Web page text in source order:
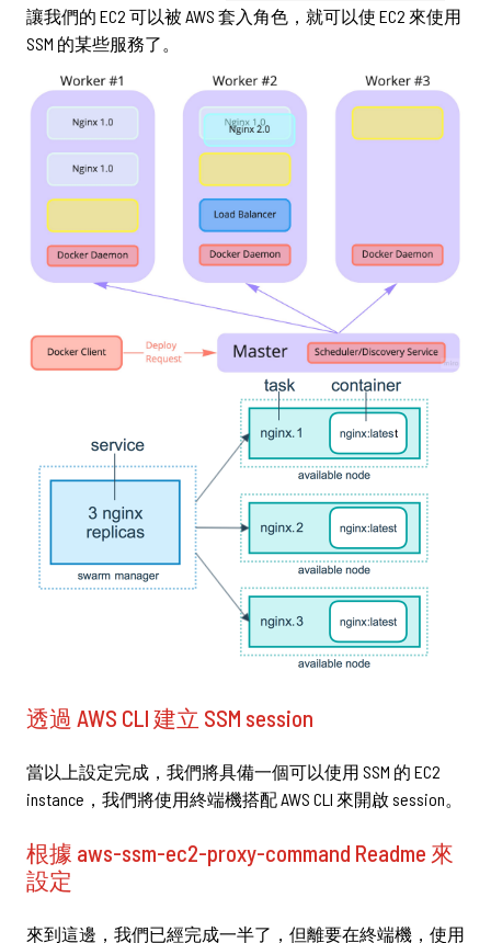
讓我們的 EC2 可以被 AWS 套入角色，就可以使 EC2 來使用
SSM 的某些服務了。
透過 AWS CLI 建立 SSM session
當以上設定完成，我們將具備一個可以使用 SSM 的 EC2
instance，我們將使用終端機搭配 AWS CLI 來開啟 session。
根據 aws-ssm-ec2-proxy-command Readme 來
設定
來到這邊，我們已經完成一半了，但離要在終端機，使用